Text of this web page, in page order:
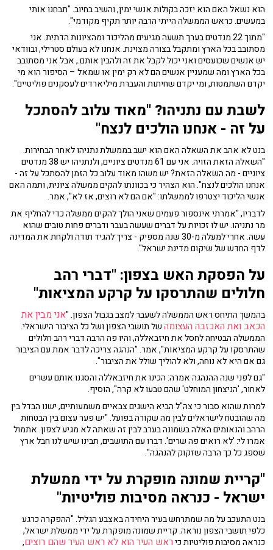
הוא נשאל האם הוא יזכה בקולות אנשי ימין, והשיב בחיוב. "תבחנו אותי
במעשים. כראש הממשלה הייתי הרבה יותר תקיף מקודמי".
"מתוך 22 מנדטים בערך תשעה מגיעים מהליכוד ומהציונות הדתית. אני
מסתובב בכל הארץ ומתקבל בצורה מצוינת. אנחנו לא בעולם סטרילי, ובוודאי
יש אנשים שכועסים ואני יכול לקבל את זה ולהבין אותם., אבל אני מסתובב
בכל הארץ ומה שמעניין אנשים הם לא רק ימין או שמאל – הסיפור הוא מי
יקדם השתמטות, ומי יקדם שחיתות והעברת מיליארדים לעסקנים פוליטיים".
לשבת עם נתניהו? "מאוד עלוב להסתכל
על זה - אנחנו הולכים לנצח"
בנט לא אהב את השאלה האם הוא ישב בממשלת נתניהו לאחר הבחירות.
"השאלה הזאת הזויה. אני עם 61 מנדטים ציוניים, ולנתניהו יש 38 מנדטים
ציוניים - מה השאלה הזאת? יש משהו מאוד עלוב כל הזמן להסתכל על זה -
אנחנו הולכים לנצח". הוא הצהיר כי בכוונתו להקים ממשלה ציונית, ותמה האם
אנשי הליכוד יצטרפו לממשלתו: "אם הם לא רוצים, אז לא", אמר.
לדבריו, "אמרתי אינספור פעמים שאני הולך להקים ממשלה כדי להחליף את
מר נתניהו. יש לו זכויות על דברים שעשה בעבר ודברים פחות טובים שהוא
עשה. אחרי למעלה מ-30 שנה מספיק - צריך להגיד תודה ולקחת את המדינה
לדף החדש של שיקום מדינת ישראל".
על הפסקת האש בצפון: "דברי רהב
חלולים שהתרסקו על קרקע המציאות"
בהמשך התיחס ראש הממשלה לשעבר למצב בגבול הצפון. "אני מבין את
הכאב ואת האכזבה העצומהשל תושבי הצפון ושל כל הציבור הישראלי.
הממשלה הבטיחה לחסל את חיזבאללה, והיו פה הרבה דברי רהב חלולים
שהתרסקו על קרקע המציאות", אמר. "הנהגה צריכה לדבר אמת עם הציבור
גם אם היא לא נוחה, ולא להוליך שולל את הציבור".
"גם לפני שנה ההנהגה אמרה: הכינו את חיזבאללה והסגנו אותם עשרים
לאחור, 'הניצחון המוחלט' שהם טבעו לא קרה", הוסיף.
למרות שהוא סבור כי צה"ל הביא הישגים צבאיים משמעותיים, ישנו הבדל בין
מה שהובטח לישראלים לבין מה שקורה בפועל. "יש פער עצום בין הבטחות
הרהב והנאומים האלה בשמונה בערב לבין זה שאתה לא מגיע לצפון. אתמול
אמרו לי: 'לא רואים פה שרים'. דברו עם התושבים, תבינו שיש לנו חבל ארץ
שספג כל כך הרבה שזקוק להנהגה".
"קריית שמונה מופקרת על ידי ממשלת
ישראל - כנראה מסיבות פוליטיות"
בנט התעכב על מה שמתרחש בעיר היחידה באצבע הגליל. "ההפקרה כרגע
כלפי תושבי הצפון נוראה. קריית שמונה מופקרת על ידי ממשלת ישראל,
כנראה מסיבות פוליטיות כיראש העיר הוא לא ראש העיר שהם רוצים,